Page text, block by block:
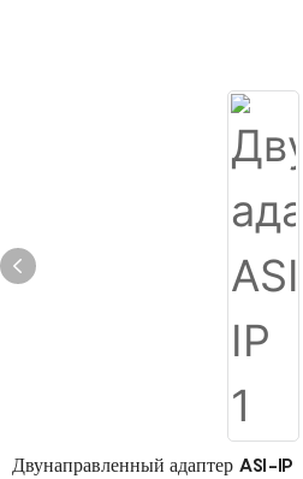
Двунаправленный адаптер ASI-IP